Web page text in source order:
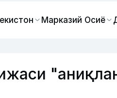
Марказий Осиё